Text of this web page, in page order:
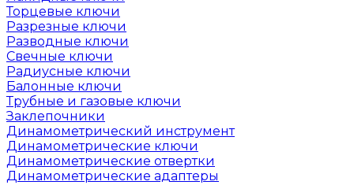
Торцевые ключи
Разрезные ключи
Разводные ключи
Свечные ключи
Радиусные ключи
Балонные ключи
Трубные и газовые ключи
Заклепочники
Динамометрический инструмент
Динамометрические ключи
Динамометрические отвертки
Динамометрические адаптеры